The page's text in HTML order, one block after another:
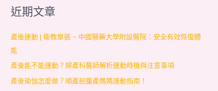
近期文章
產後運動 | 衛教單張 – 中國醫藥大學附設醫院：安全有效恢復體
能
產後能不能運動？婦產科醫師解析運動時機與注意事項
產後瑜伽怎麼做？順產剖腹產媽媽運動指南！